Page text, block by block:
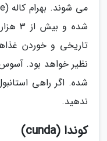
شده و
تاریخی و خوردن
شده. اگر راهی
ندهید.
کوندا (cunda)